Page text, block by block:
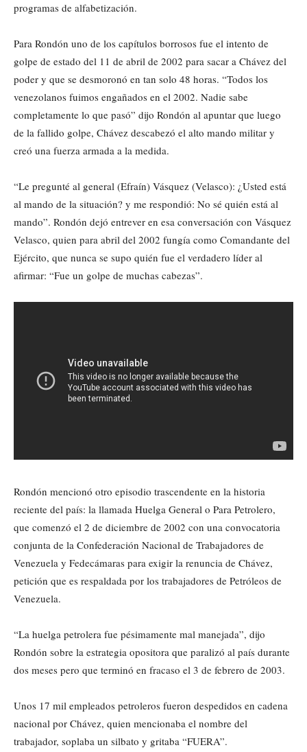
programas de alfabetización.
Para Rondón uno de los capítulos borrosos fue el intento de
golpe de estado del 11 de abril de 2002 para sacar a Chávez del
poder y que se desmoronó en tan solo 48 horas. “Todos los
venezolanos fuimos engañados en el 2002. Nadie sabe
completamente lo que pasó” dijo Rondón al apuntar que luego
de la fallido golpe, Chávez descabezó el alto mando militar y
creó una fuerza armada a la medida.
“Le pregunté al general (Efraín) Vásquez (Velasco): ¿Usted está
al mando de la situación? y me respondió: No sé quién está al
mando”. Rondón dejó entrever en esa conversación con Vásquez
Velasco, quien para abril del 2002 fungía como Comandante del
Ejército, que nunca se supo quién fue el verdadero líder al
afirmar: “Fue un golpe de muchas cabezas”.
Rondón mencionó otro episodio trascendente en la historia
reciente del país: la llamada Huelga General o Para Petrolero,
que comenzó el 2 de diciembre de 2002 con una convocatoria
conjunta de la Confederación Nacional de Trabajadores de
Venezuela y Fedecámaras para exigir la renuncia de Chávez,
petición que es respaldada por los trabajadores de Petróleos de
Venezuela.
“La huelga petrolera fue pésimamente mal manejada”, dijo
Rondón sobre la estrategia opositora que paralizó al país durante
dos meses pero que terminó en fracaso el 3 de febrero de 2003.
Unos 17 mil empleados petroleros fueron despedidos en cadena
nacional por Chávez, quien mencionaba el nombre del
trabajador, soplaba un silbato y gritaba “FUERA”.